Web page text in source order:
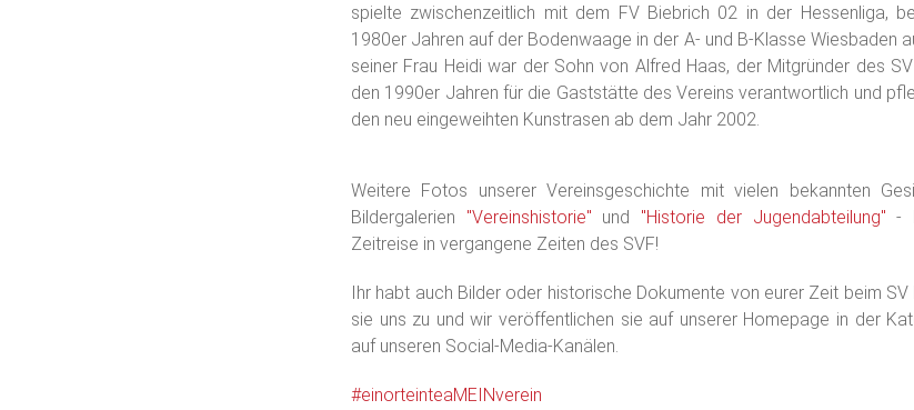
spielte zwischenzeitlich mit dem FV Biebrich 02 in der Hessenliga,
1980er Jahren auf der Bodenwaage in der A- und B-Klasse Wiesbaden
seiner Frau Heidi war der Sohn von Alfred Haas, der Mitgründer des
den 1990er Jahren für die Gaststätte des Vereins verantwortlich und
den neu eingeweihten Kunstrasen ab dem Jahr 2002.
Weitere Fotos unserer Vereinsgeschichte mit vielen bekannten
Bildergalerien "Vereinshistorie" und "Historie der Jugendabteilung" -
Zeitreise in vergangene Zeiten des SVF!
Ihr habt auch Bilder oder historische Dokumente von eurer Zeit beim
sie uns zu und wir veröffentlichen sie auf unserer Homepage in der
auf unseren Social-Media-Kanälen.
#einorteinteaMEINverein